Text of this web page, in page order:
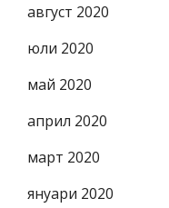
август 2020
юли 2020
май 2020
април 2020
март 2020
януари 2020